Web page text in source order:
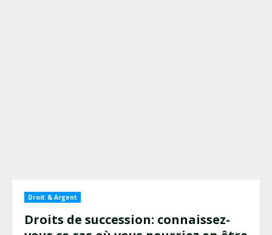
Droit & Argent
Droits de succession: connaissez-